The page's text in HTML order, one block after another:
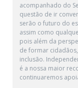
acompanhado do
questão de ir
serão o futuro do
assim como
pois além da
de formar
inclusão.
é a nossa maior
continuaremos